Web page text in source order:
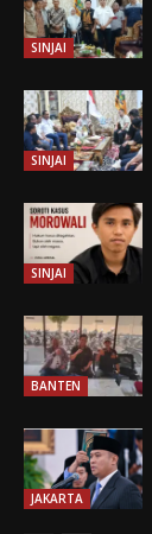
SINJAI
SINJAI
SINJAI
BANTEN
JAKARTA